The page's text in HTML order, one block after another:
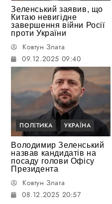
Зеленський заявив, що
Китаю невигідне
завершення війни Росії
проти України
Ковтун Злата
09.12.2025 09:40
ПОЛІТИКА УКРАЇНА
Володимир Зеленський
назвав кандидатів на
посаду голови Офісу
Президента
Ковтун Злата
08.12.2025 20:57